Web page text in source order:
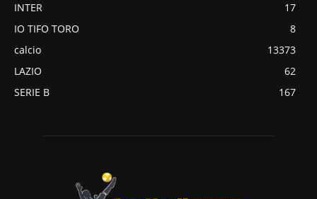
INTER
17
IO TIFO TORO
8
calcio
13373
LAZIO
62
SERIE B
167